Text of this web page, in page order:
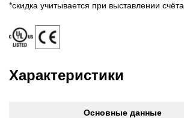
*скидка учитывается при выставлении счёта
Характеристики
Основные данные